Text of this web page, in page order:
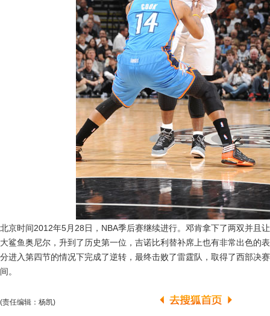
北京时间2012年5月28日，NBA季后赛继续进行。邓肯拿下了两双并且
大鲨鱼奥尼尔，升到了历史第一位，吉诺比利替补席上也有非常出色的
分进入第四节的情况下完成了逆转，最终击败了雷霆队，取得了西部决
间。
(责任编辑：杨凯)